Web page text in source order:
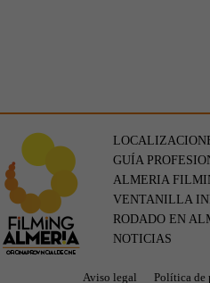
GUÍA
ALMERIA
VENTANILLA
RODADO EN
NOTICIAS
Aviso legal Política de